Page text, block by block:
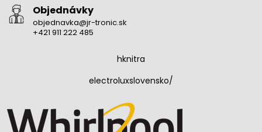
Objednávky
objednavka@jr-tronic.sk
+421 911 222 485
hknitra
electroluxslovensko/